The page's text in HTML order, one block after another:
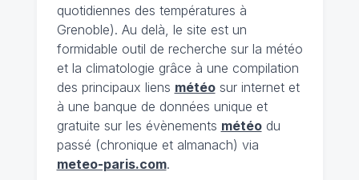
quotidiennes des températures à
Grenoble). Au delà, le site est un
formidable outil de recherche sur la météo
et la climatologie grâce à une compilation
des principaux liens météosur internet et
à une banque de données unique et
gratuite sur les évènements météodu
passé (chronique et almanach) via
meteo-paris.com.